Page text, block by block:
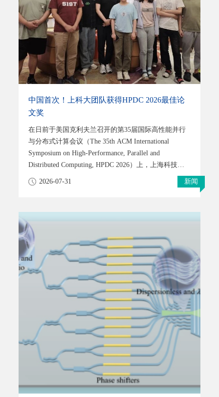
发现机遇、看见未来的发展之旅！左右滑动查看图片
2【学术·过瘾】学术盛宴是夏令营的灵魂。今年的讲
座阵容同样令人振奋，信息学院的老师们为大家带来
了高水平的科研分享。第一批学术报告嘉宾是信息学
院汪婧雅老师和傅旻帆老师，他们围绕具身智能与无
线充电带来两场兼具前沿性与
中国首次！上科大团队获得HPDC 2026最佳论
文奖
在日前于美国克利夫兰召开的第35届国际高性能并行
与分布式计算会议（The 35th ACM International
Symposium on High-Performance, Parallel and
Distributed Computing, HPDC 2026）上，上海科技大
学信息科学与技术学院王春东教授课题组论文，从281
篇论文投稿中脱颖而出，荣获本届会议唯一的最佳论
书LSM树架构由于其优良的性能，被谷歌
（Google）、Meta等大量采用存储各类数据，也在区
块链等场景广泛应用。压缩是LSM树用于维护其分层
树形结构的核心操作，通过计算完成数据重排序、通
过I/O操作完成数据重存储。研究团队发现，完成数据
重排序后，用户线程需等待内核线程执行文件写入与
fsync同步I/O操作直至结束，会形成过长的关键路径，
进而影响LSM树的性能。针对该问题，论文提出了一
种面向高效LSM树数据存储的计算与I/O并行化方案，
命名为Pome。Pome依托全新设计的协议，将I/O操作
移出关键路径，从而在单次压缩操作中实现计算与I/O
的解耦。为此，该方案借助
2026-07-31 新闻